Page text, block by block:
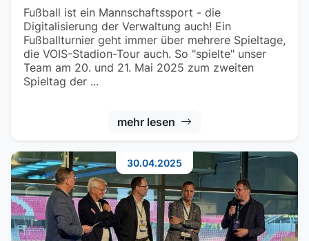
Fußball ist ein Mannschaftssport - die
Digitalisierung der Verwaltung auch! Ein
Fußballturnier geht immer über mehrere Spieltage,
die VOIS-Stadion-Tour auch. So "spielte" unser
Team am 20. und 21. Mai 2025 zum zweiten
Spieltag der ...
mehr lesen
30.04.2025